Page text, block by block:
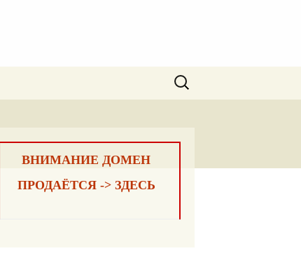
Найти:
ВНИМАНИЕ ДОМЕН
ПРОДАЁТСЯ -> ЗДЕСЬ